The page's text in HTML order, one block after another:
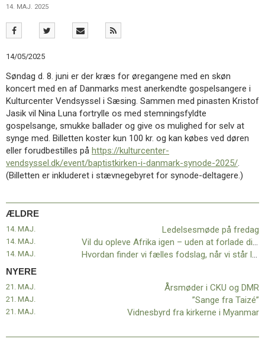
11.0:
Kalender
Værktøjskassen
15.0:
Om
16.0:
Kontakt
Næste
indlæg:
Årsmøder
CKU
og
DMRForrige
på
fredag
14. MAJ. 2025
14/05/2025
Søndag d. 8. juni er der kræs for øregangene med en skøn
koncert med en af Danmarks mest anerkendte gospelsangere i
Kulturcenter Vendsyssel i Sæsing. Sammen med pinasten Kristof
Jasik vil Nina Luna fortrylle os med stemningsfyldte
gospelsange, smukke ballader og give os mulighed for selv at
synge med. Billetten koster kun 100 kr. og kan købes ved døren
eller forudbestilles på https://kulturcenter-
vendsyssel.dk/event/baptistkirken-i-danmark-synode-2025/.
(Billetten er inkluderet i stævnegebyret for synode-deltagere.)
ÆLDRE
14. MAJ. Ledelsesmøde på fredag
14. MAJ. Vil du opleve Afrika igen – uden at forlade din stue?
14. MAJ. Hvordan finder vi fælles fodslag, når vi står langt fra hinanden?
NYERE
Årsmøder i CKU og DMR
21. MAJ.
”Sange fra Taizé”
21. MAJ.
Vidnesbyrd fra kirkerne i Myanmar
21. MAJ.